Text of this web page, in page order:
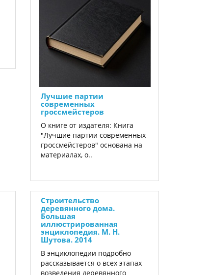
Лучшие партии
современных
гроссмейстеров
О книге от издателя: Книга
"Лучшие партии современных
гроссмейстеров" основана на
материалах, о..
Строительство
деревянного дома.
Большая
иллюстрированная
энциклопедия. М. Н.
Шутова. 2014
В энциклопедии подробно
рассказывается о всех этапах
возведения деревянного